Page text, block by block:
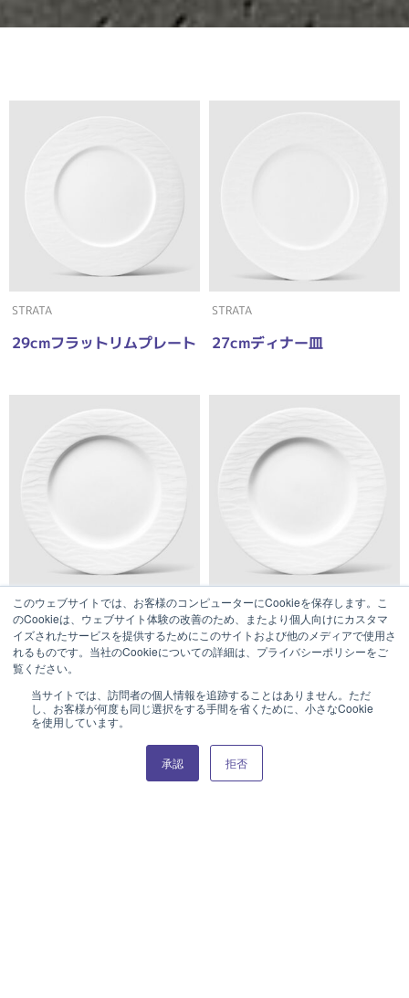
このウェブサイトでは、お客様のコンピューターにCookieを保存します。こ
のCookieは、ウェブサイト体験の改善のため、またより個人向けにカスタマ
イズされたサービスを提供するためにこのサイトおよび他のメディアで使用さ
れるものです。当社のCookieについての詳細は、プライバシーポリシーをご
覧ください。
当サイトでは、訪問者の個人情報を追跡することはありません。ただ
し、お客様が何度も同じ選択をする手間を省くために、小さなCookie
を使用しています。
承認 拒否
STRATA
29cmフラットリムプレート
STRATA
27cmディナー皿
STRATA
25cmディナー皿
STRATA
23cmミート皿